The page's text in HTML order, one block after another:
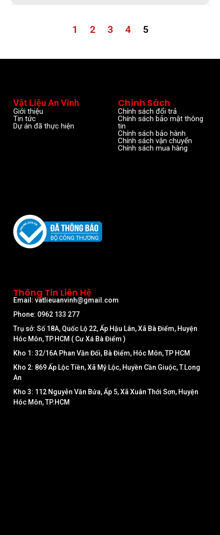
1 2 3 4 5
Vật Liệu An Vinh
Giới thiệu
Tin tức
Dự án đã thực hiện
Chính Sách
Chính sách đổi trả
Chính sách bảo mật thông
tin
Chính sách bảo hành
Chính sách vận chuyển
Chính sách mua hàng
Thông Tin Liên Hệ
Email: vatlieuanvinh@gmail.com
Phone: 0962 133 277
Trụ sở: Số 18A, Quốc Lộ 22, Ấp Hậu Lân, Xã Bà Điểm, Huyện
Hóc Môn, TP.HCM ( Cư Xá Bà Điểm )
Kho 1: 32/16A Phan Văn Đối, Bà Điểm, Hóc Môn, TP HCM
Kho 2: 869 Ấp Lộc Tiền, Xã Mỹ Lộc, Huyền Cần Giuộc, T.Long
An
Kho 3: 112 Nguyễn Văn Bứa, Ấp 5, Xã Xuân Thới Sơn, Huyện
Hóc Môn, TP.HCM